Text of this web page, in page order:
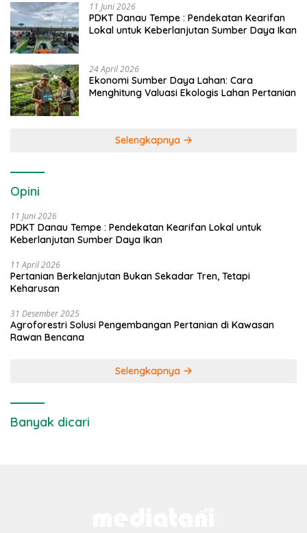
11 Juni 2026
PDKT Danau Tempe : Pendekatan Kearifan
Lokal untuk Keberlanjutan Sumber Daya Ikan
24 April 2026
Ekonomi Sumber Daya Lahan: Cara
Menghitung Valuasi Ekologis Lahan Pertanian
Selengkapnya
Opini
11 Juni 2026
PDKT Danau Tempe : Pendekatan Kearifan Lokal untuk
Keberlanjutan Sumber Daya Ikan
11 April 2026
Pertanian Berkelanjutan Bukan Sekadar Tren, Tetapi
Keharusan
31 Desember 2025
Agroforestri Solusi Pengembangan Pertanian di Kawasan
Rawan Bencana
Selengkapnya
Banyak dicari